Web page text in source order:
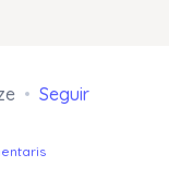
Seguir